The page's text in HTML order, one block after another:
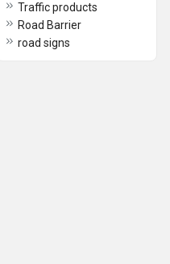
Traffic products
Road Barrier
road signs